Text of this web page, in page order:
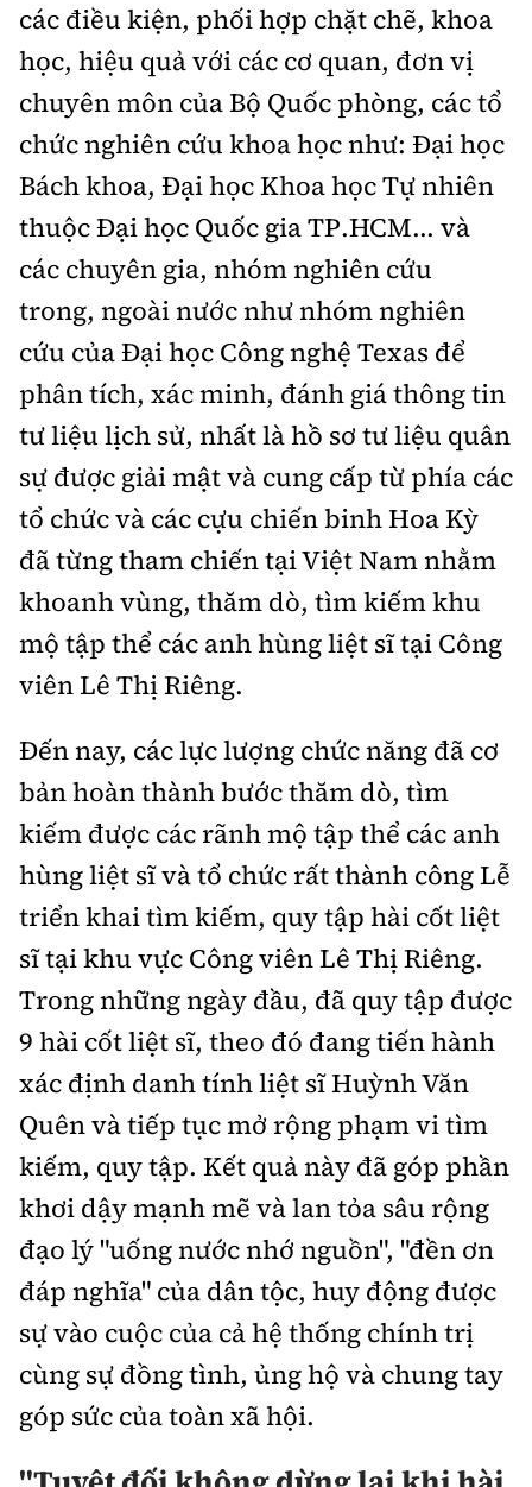
các điều kiện, phối hợp chặt chẽ, khoa
học, hiệu quả với các cơ quan, đơn vị
chuyên môn của Bộ Quốc phòng, các tổ
chức nghiên cứu khoa học như: Đại học
Bách khoa, Đại học Khoa học Tự nhiên
thuộc Đại học Quốc gia TP.HCM... và
các chuyên gia, nhóm nghiên cứu
trong, ngoài nước như nhóm nghiên
cứu của Đại học Công nghệ Texas để
phân tích, xác minh, đánh giá thông tin
tư liệu lịch sử, nhất là hồ sơ tư liệu quân
sự được giải mật và cung cấp từ phía các
tổ chức và các cựu chiến binh Hoa Kỳ
đã từng tham chiến tại Việt Nam nhằm
khoanh vùng, thăm dò, tìm kiếm khu
mộ tập thể các anh hùng liệt sĩ tại Công
viên Lê Thị Riêng.
Đến nay, các lực lượng chức năng đã cơ
bản hoàn thành bước thăm dò, tìm
kiếm được các rãnh mộ tập thể các anh
hùng liệt sĩ và tổ chức rất thành công Lễ
triển khai tìm kiếm, quy tập hài cốt liệt
sĩ tại khu vực Công viên Lê Thị Riêng.
Trong những ngày đầu, đã quy tập được
9 hài cốt liệt sĩ, theo đó đang tiến hành
xác định danh tính liệt sĩ Huỳnh Văn
Quên và tiếp tục mở rộng phạm vi tìm
kiếm, quy tập. Kết quả này đã góp phần
khơi dậy mạnh mẽ và lan tỏa sâu rộng
đạo lý "uống nước nhớ nguồn", "đền ơn
đáp nghĩa" của dân tộc, huy động được
sự vào cuộc của cả hệ thống chính trị
cùng sự đồng tình, ủng hộ và chung tay
góp sức của toàn xã hội.